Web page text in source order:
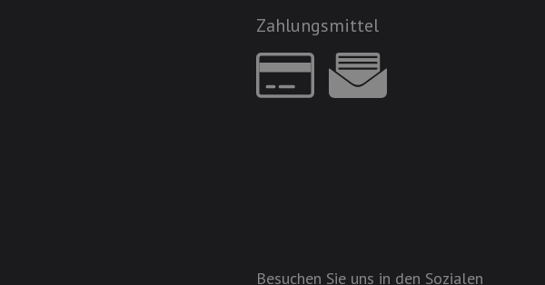
Zahlungsmittel
Besuchen Sie uns in den Sozialen